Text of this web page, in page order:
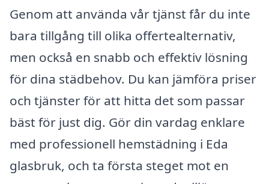
Genom att använda vår tjänst får du inte
bara tillgång till olika offertealternativ,
men också en snabb och effektiv lösning
för dina städbehov. Du kan jämföra priser
och tjänster för att hitta det som passar
bäst för just dig. Gör din vardag enklare
med professionell hemstädning i Eda
glasbruk, och ta första steget mot en